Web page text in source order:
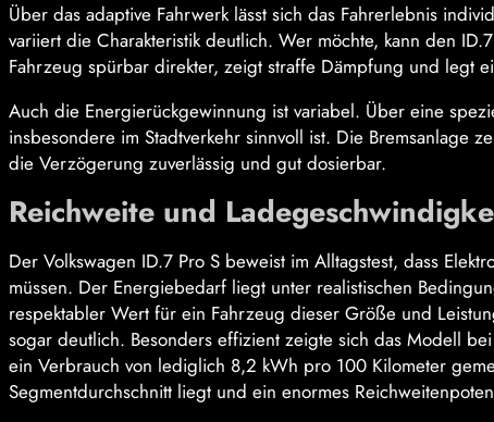
Über das adaptive Fahrwerk lässt sich das Fahrerlebnis
variiert die Charakteristik deutlich. Wer möchte, kann den
Fahrzeug spürbar direkter, zeigt straffe Dämpfung und legt
Auch die Energierückgewinnung ist variabel. Über eine
insbesondere im Stadtverkehr sinnvoll ist. Die Bremsanlage
die Verzögerung zuverlässig und gut dosierbar.
Reichweite und
Der Volkswagen ID.7 Pro S beweist im Alltagstest, dass
müssen. Der Energiebedarf liegt unter realistischen
respektabler Wert für ein Fahrzeug dieser Größe und
sogar deutlich. Besonders effizient zeigte sich das Modell
ein Verbrauch von lediglich 8,2 kWh pro 100 Kilometer
Segmentdurchschnitt liegt und ein enormes